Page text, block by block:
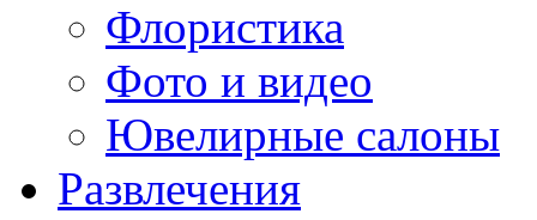
Флористика
Фото и видео
Ювелирные салоны
Развлечения